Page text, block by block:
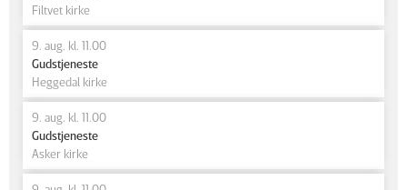
Filtvet kirke
9. aug. kl. 11.00
Gudstjeneste
Heggedal kirke
9. aug. kl. 11.00
Gudstjeneste
Asker kirke